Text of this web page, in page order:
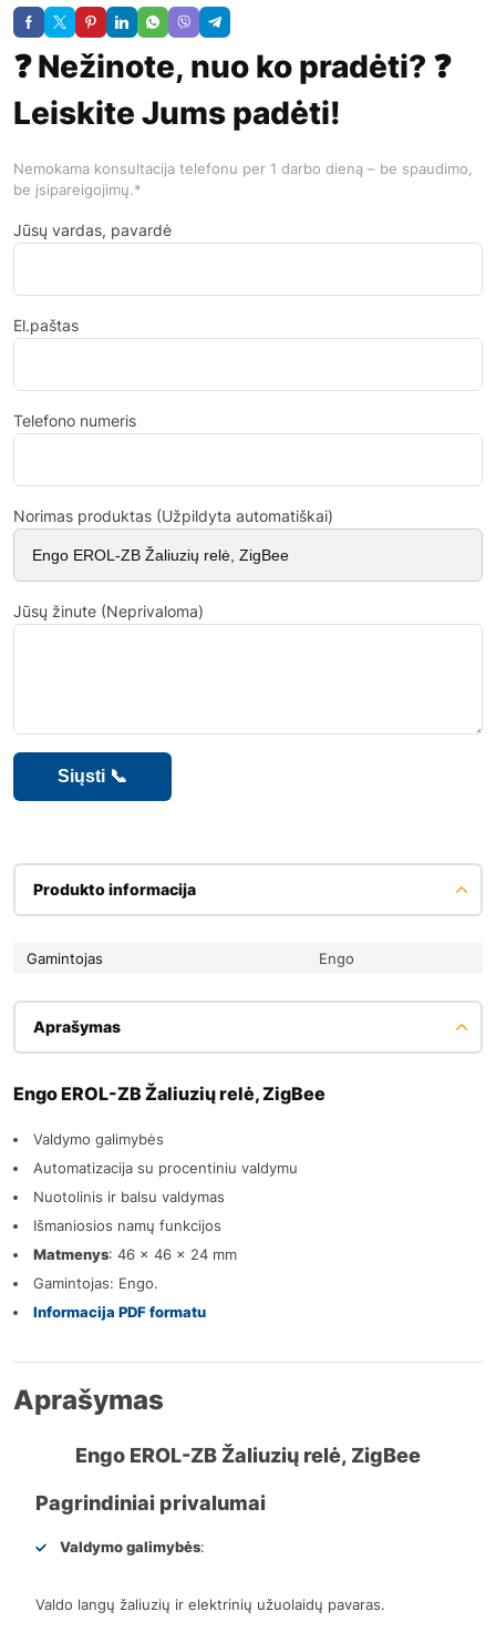
❓ Nežinote, nuo ko pradėti? ❓
Leiskite Jums padėti!
Nemokama konsultacija telefonu per 1 darbo dieną – be spaudimo,
be įsipareigojimų.*
Jūsų vardas, pavardė
El.paštas
Telefono numeris
Norimas produktas (Užpildyta automatiškai)
Jūsų žinute (Neprivaloma)
Produkto informacija
Gamintojas Engo
Aprašymas
Engo EROL-ZB Žaliuzių relė, ZigBee
Valdymo galimybės
Automatizacija su procentiniu valdymu
Nuotolinis ir balsu valdymas
Išmaniosios namų funkcijos
Matmenys: 46 × 46 × 24 mm
Gamintojas: Engo.
Informacija PDF formatu
Aprašymas
Engo EROL-ZB Žaliuzių relė, ZigBee
Pagrindiniai privalumai
Valdymo galimybės:
Valdo langų žaliuzių ir elektrinių užuolaidų pavaras.